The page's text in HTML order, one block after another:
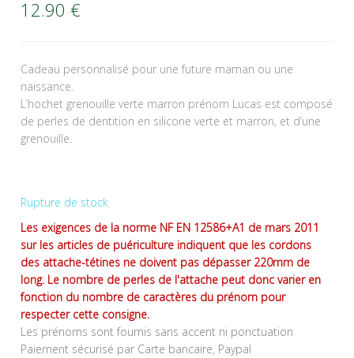
12.90 €
Cadeau personnalisé pour une future maman ou une
naissance.
L’hochet grenouille verte marron prénom Lucas est composé
de perles de dentition en silicone verte et marron, et d’une
grenouille.
Rupture de stock
Les exigences de la norme NF EN 12586+A1 de mars 2011
sur les articles de puériculture indiquent que les cordons
des attache-tétines ne doivent pas dépasser 220mm de
long. Le nombre de perles de l'attache peut donc varier en
fonction du nombre de caractères du prénom pour
respecter cette consigne.
Les prénoms sont fournis sans accent ni ponctuation
Paiement sécurisé par Carte bancaire, Paypal